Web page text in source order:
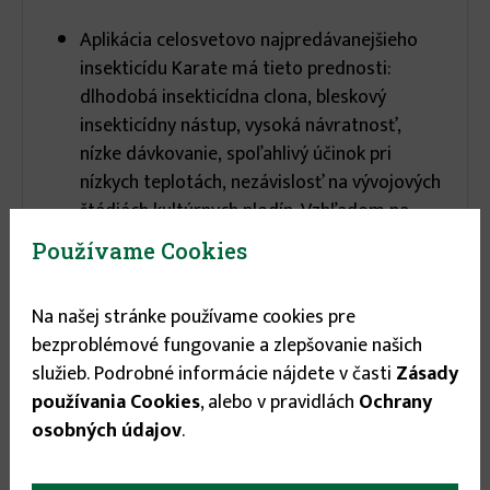
Aplikácia celosvetovo najpredávanejšieho
insekticídu Karate má tieto prednosti:
dlhodobá insekticídna clona, bleskový
insekticídny nástup, vysoká návratnosť,
nízke dávkovanie, spoľahlivý účinok pri
nízkych teplotách, nezávislosť na vývojových
štádiách kultúrnych plodín. Vzhľadom na
kontaktný účinok je potrebné použiť dávku
vody na úrovni 3 až 4 litre na 100m2.
vykonať už na jeseň proti piliarke, skočkám a
kratonoscom. Zabránime tým
medzerovitosti porastov a zabránime
oslabeniu porastov pred zimou. Na jar je
výhodou u prípravku Karate Zeon vysoká
Používame Cookies
Na našej stránke používame cookies pre
bezproblémové fungovanie a zlepšovanie našich
služieb. Podrobné informácie nájdete v časti Zásady
používania Cookies, alebo v pravidlách Ochrany
osobných údajov.